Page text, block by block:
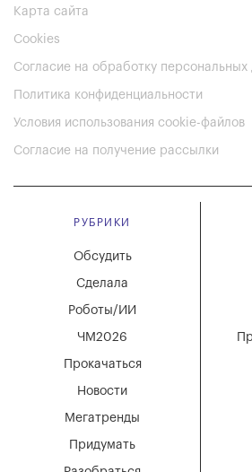
Карта сайта
Cookies
Согласие на обработку персональных
Политика конфиденциальности
Условия использования cookie-файлов
Согласие на получение рассылки
РУБРИКИ
Мегатренды
Придумать
Новости
Обсудить
Сделала
Роботы/ИИ
ЧМ2026
Прокачаться